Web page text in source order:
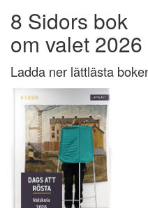
8 Sidors bok
om valet 2026
Ladda ner lättlästa